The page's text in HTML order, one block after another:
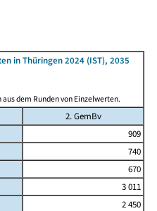
in Thüringen 2024 (IST), 2035
dem Runden von Einzelwerten.
2. GemBv
909
740
670
3 011
2 450